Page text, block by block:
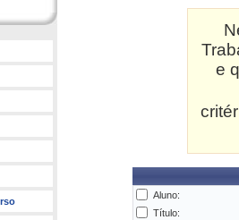
e
Aluno:
Título: